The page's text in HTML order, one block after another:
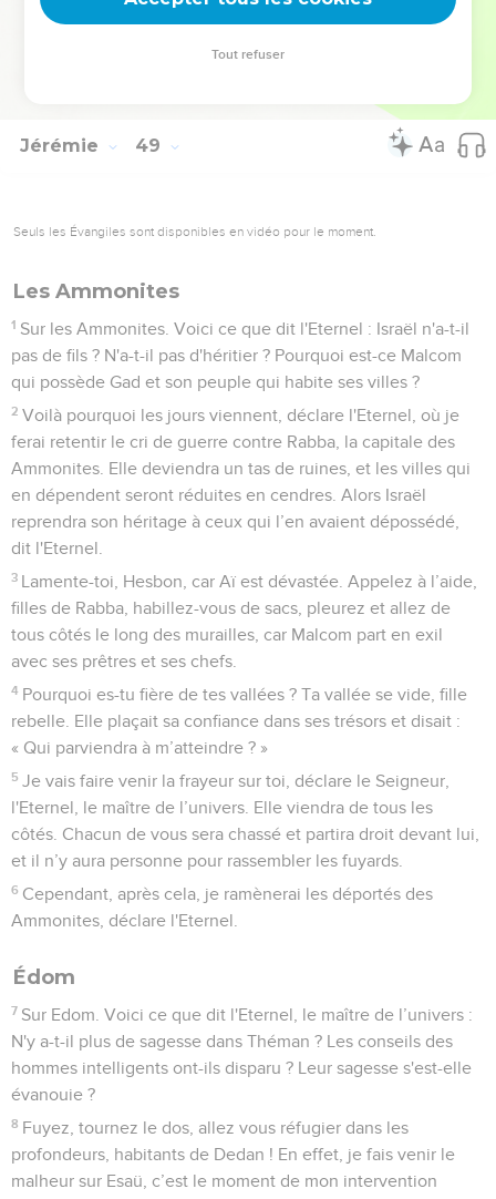
Malheur à toi, Moab ! Le peuple de Kemosh est perdu !
Jérémie 49
Seuls les Évangiles sont disponibles en vidéo pour le moment.
Les Ammonites
1 Sur les Ammonites. Voici ce que dit l'Eternel : Israël n'a-t-il
pas de fils ? N'a-t-il pas d'héritier ? Pourquoi est-ce Malcom
qui possède Gad et son peuple qui habite ses villes ?
2 Voilà pourquoi les jours viennent, déclare l'Eternel, où je
ferai retentir le cri de guerre contre Rabba, la capitale des
Ammonites. Elle deviendra un tas de ruines, et les villes qui
en dépendent seront réduites en cendres. Alors Israël
reprendra son héritage à ceux qui l’en avaient dépossédé,
dit l'Eternel.
3 Lamente-toi, Hesbon, car Aï est dévastée. Appelez à l’aide,
filles de Rabba, habillez-vous de sacs, pleurez et allez de
tous côtés le long des murailles, car Malcom part en exil
avec ses prêtres et ses chefs.
4 Pourquoi es-tu fière de tes vallées ? Ta vallée se vide, fille
rebelle. Elle plaçait sa confiance dans ses trésors et disait :
« Qui parviendra à m’atteindre ? »
5 Je vais faire venir la frayeur sur toi, déclare le Seigneur,
l'Eternel, le maître de l’univers. Elle viendra de tous les
côtés. Chacun de vous sera chassé et partira droit devant lui,
et il n’y aura personne pour rassembler les fuyards.
6 Cependant, après cela, je ramènerai les déportés des
Ammonites, déclare l'Eternel.
Édom
7 Sur Edom. Voici ce que dit l'Eternel, le maître de l’univers :
N'y a-t-il plus de sagesse dans Théman ? Les conseils des
hommes intelligents ont-ils disparu ? Leur sagesse s'est-elle
évanouie ?
8 Fuyez, tournez le dos, allez vous réfugier dans les
profondeurs, habitants de Dedan ! En effet, je fais venir le
malheur sur Esaü, c’est le moment de mon intervention
Tout refuser